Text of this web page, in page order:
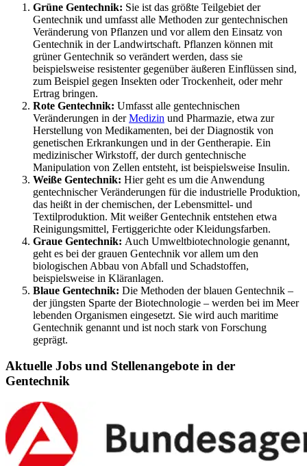
Grüne Gentechnik: Sie ist das größte Teilgebiet der
Gentechnik und umfasst alle Methoden zur gentechnischen
Veränderung von Pflanzen und vor allem den Einsatz von
Gentechnik in der Landwirtschaft. Pflanzen können mit
grüner Gentechnik so verändert werden, dass sie
beispielsweise resistenter gegenüber äußeren Einflüssen sind,
zum Beispiel gegen Insekten oder Trockenheit, oder mehr
Ertrag bringen.
Rote Gentechnik: Umfasst alle gentechnischen
Veränderungen in derMedizin und Pharmazie, etwa zur
Herstellung von Medikamenten, bei der Diagnostik von
genetischen Erkrankungen und in der Gentherapie. Ein
medizinischer Wirkstoff, der durch gentechnische
Manipulation von Zellen entsteht, ist beispielsweise Insulin.
Weiße Gentechnik: Hier geht es um die Anwendung
gentechnischer Veränderungen für die industrielle Produktion,
das heißt in der chemischen, der Lebensmittel- und
Textilproduktion. Mit weißer Gentechnik entstehen etwa
Reinigungsmittel, Fertiggerichte oder Kleidungsfarben.
Graue Gentechnik: Auch Umweltbiotechnologie genannt,
geht es bei der grauen Gentechnik vor allem um den
biologischen Abbau von Abfall und Schadstoffen,
beispielsweise in Kläranlagen.
Blaue Gentechnik: Die Methoden der blauen Gentechnik –
der jüngsten Sparte der Biotechnologie – werden bei im Meer
lebenden Organismen eingesetzt. Sie wird auch maritime
Gentechnik genannt und ist noch stark von Forschung
geprägt.
Aktuelle Jobs und Stellenangebote in der
Gentechnik